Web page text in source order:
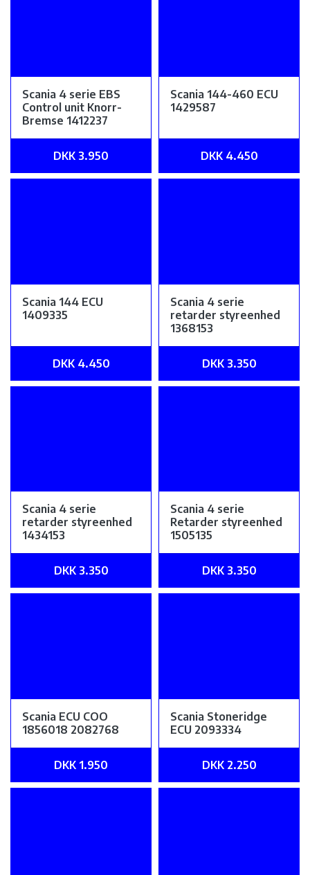
Scania 4 serie EBS
Control unit Knorr-
Bremse 1412237
DKK 3.950
Scania 144-460 ECU
1429587
DKK 4.450
Scania 144 ECU
1409335
DKK 4.450
Scania 4 serie
retarder styreenhed
1368153
DKK 3.350
Scania 4 serie
retarder styreenhed
1434153
DKK 3.350
Scania 4 serie
Retarder styreenhed
1505135
DKK 3.350
Scania ECU COO
1856018 2082768
DKK 1.950
Scania Stoneridge
ECU 2093334
DKK 2.250